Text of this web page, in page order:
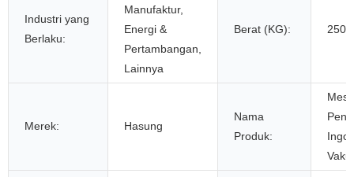
Industri yang
Berlaku:
Manufaktur,
Energi &
Pertambangan,
Lainnya
Berat (KG): 250
Merek: Hasung
Nama
Produk:
Ingot